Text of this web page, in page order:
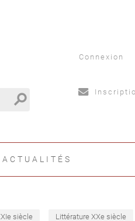
search
Connexion
ACTUALITÉS
siècle Littérature XXe siècle